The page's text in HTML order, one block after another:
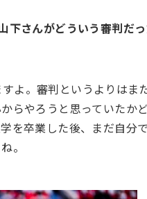
下さんがどういう審判だ
よ。審判というよりはま
らやろうと思っていたか
を卒業した後、まだ自分
。